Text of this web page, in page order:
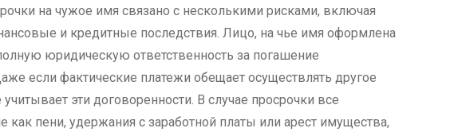
на чужое имя связано с несколькими рисками, включая
и кредитные последствия. Лицо, на чье имя оформлена
юридическую ответственность за погашение
если фактические платежи обещает осуществлять другое
эти договоренности. В случае просрочки все
как пени, удержания с заработной платы или арест имущества,